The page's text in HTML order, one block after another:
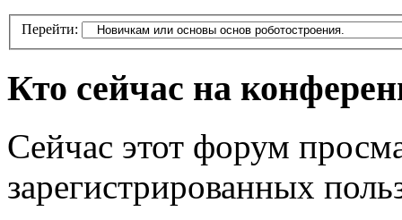
Перейти:
Кто сейчас на
Сейчас этот форум
зарегистрированных